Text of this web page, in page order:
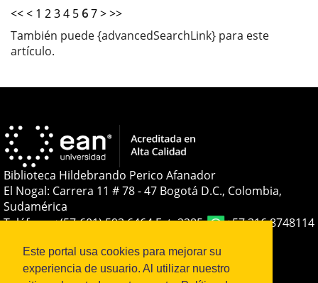
Este portal usa cookies para mejorar su
experiencia de usuario. Al utilizar nuestro
<<< 1 234 5 67>>>
También puede {advancedSearchLink} para este
artículo.
Biblioteca Hildebrando Perico Afanador
El Nogal: Carrera 11 # 78 - 47 Bogotá D.C., Colombia,
Sudamérica
Teléfono:+(57-601) 593 6464 Ext. 2285
+57 316 8748114
biblioteca@universidadean.edu.co